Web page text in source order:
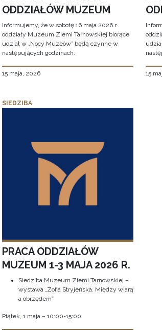
ODDZIAŁÓW MUZEUM
Informujemy, że w sobotę 16 maja 2026 r.
oddziały Muzeum Ziemi Tarnowskiej biorące
udział w „Nocy Muzeów” będą czynne w
następujących godzinach:
15 maja, 2026 15
SIEDZIBA
PRACA ODDZIAŁÓW
MUZEUM 1-3 MAJA 2026 R.
Siedziba Muzeum Ziemi Tarnowskiej –
wystawa „Zofia Stryjeńska. Między wiarą
a obrzędem”
Piątek, 1 maja – 10:00-15:00